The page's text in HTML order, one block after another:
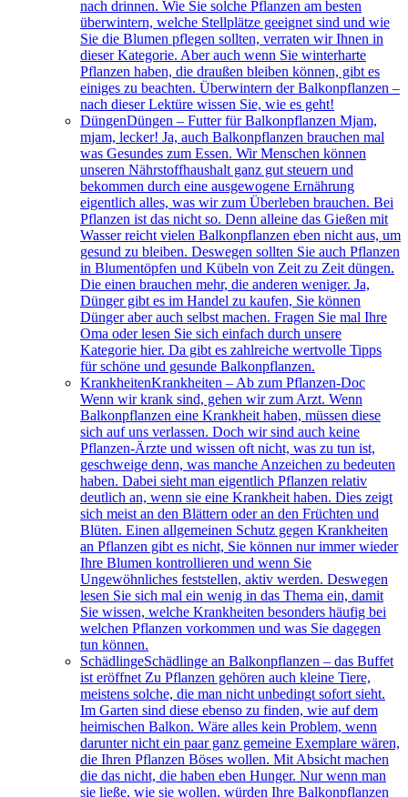
nach drinnen. Wie Sie solche Pflanzen am besten
überwintern, welche Stellplätze geeignet sind und wie
Sie die Blumen pflegen sollten, verraten wir Ihnen in
dieser Kategorie. Aber auch wenn Sie winterharte
Pflanzen haben, die draußen bleiben können, gibt es
einiges zu beachten. Überwintern der Balkonpflanzen –
nach dieser Lektüre wissen Sie, wie es geht!
DüngenDüngen – Futter für Balkonpflanzen Mjam,
mjam, lecker! Ja, auch Balkonpflanzen brauchen mal
was Gesundes zum Essen. Wir Menschen können
unseren Nährstoffhaushalt ganz gut steuern und
bekommen durch eine ausgewogene Ernährung
eigentlich alles, was wir zum Überleben brauchen. Bei
Pflanzen ist das nicht so. Denn alleine das Gießen mit
Wasser reicht vielen Balkonpflanzen eben nicht aus, um
gesund zu bleiben. Deswegen sollten Sie auch Pflanzen
in Blumentöpfen und Kübeln von Zeit zu Zeit düngen.
Die einen brauchen mehr, die anderen weniger. Ja,
Dünger gibt es im Handel zu kaufen, Sie können
Dünger aber auch selbst machen. Fragen Sie mal Ihre
Oma oder lesen Sie sich einfach durch unsere
Kategorie hier. Da gibt es zahlreiche wertvolle Tipps
für schöne und gesunde Balkonpflanzen.
KrankheitenKrankheiten – Ab zum Pflanzen-Doc
Wenn wir krank sind, gehen wir zum Arzt. Wenn
Balkonpflanzen eine Krankheit haben, müssen diese
sich auf uns verlassen. Doch wir sind auch keine
Pflanzen-Ärzte und wissen oft nicht, was zu tun ist,
geschweige denn, was manche Anzeichen zu bedeuten
haben. Dabei sieht man eigentlich Pflanzen relativ
deutlich an, wenn sie eine Krankheit haben. Dies zeigt
sich meist an den Blättern oder an den Früchten und
Blüten. Einen allgemeinen Schutz gegen Krankheiten
an Pflanzen gibt es nicht, Sie können nur immer wieder
Ihre Blumen kontrollieren und wenn Sie
Ungewöhnliches feststellen, aktiv werden. Deswegen
lesen Sie sich mal ein wenig in das Thema ein, damit
Sie wissen, welche Krankheiten besonders häufig bei
welchen Pflanzen vorkommen und was Sie dagegen
tun können.
SchädlingeSchädlinge an Balkonpflanzen – das Buffet
ist eröffnet Zu Pflanzen gehören auch kleine Tiere,
meistens solche, die man nicht unbedingt sofort sieht.
Im Garten sind diese ebenso zu finden, wie auf dem
heimischen Balkon. Wäre alles kein Problem, wenn
darunter nicht ein paar ganz gemeine Exemplare wären,
die Ihren Pflanzen Böses wollen. Mit Absicht machen
die das nicht, die haben eben Hunger. Nur wenn man
sie ließe, wie sie wollen, würden Ihre Balkonpflanzen